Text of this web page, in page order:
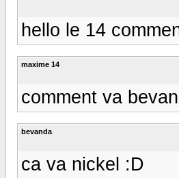
hello le 14
maxime 14
comment va
bevanda
ca va nickel :D